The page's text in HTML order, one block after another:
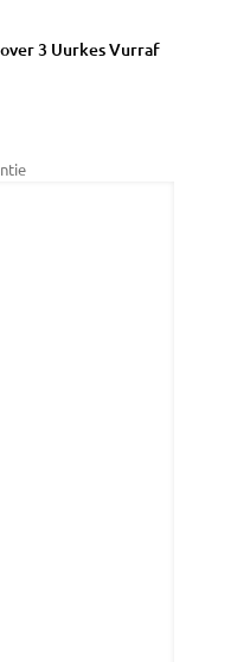
3 Uurkes Vurraf